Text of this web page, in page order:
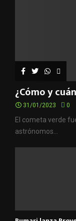
¿Cómo y
31/01/2023 0
El cometa verde
astrónomos...